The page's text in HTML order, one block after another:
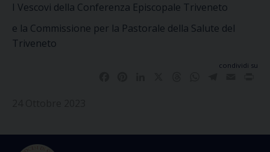
I Vescovi della Conferenza Episcopale Triveneto
e la Commissione per la Pastorale della Salute del
Triveneto
condividi su